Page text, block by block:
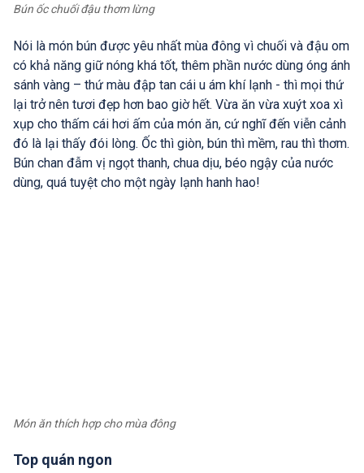
Bún ốc chuối đậu thơm lừng
Nói là món bún được yêu nhất mùa đông vì chuối và đậu om
có khả năng giữ nóng khá tốt, thêm phần nước dùng óng ánh
sánh vàng – thứ màu đập tan cái u ám khí lạnh - thì mọi thứ
lại trở nên tươi đẹp hơn bao giờ hết. Vừa ăn vừa xuýt xoa xì
xụp cho thấm cái hơi ấm của món ăn, cứ nghĩ đến viễn cảnh
đó là lại thấy đói lòng. Ốc thì giòn, bún thì mềm, rau thì thơm.
Bún chan đẫm vị ngọt thanh, chua dịu, béo ngậy của nước
dùng, quá tuyệt cho một ngày lạnh hanh hao!
Món ăn thích hợp cho mùa đông
Top quán ngon